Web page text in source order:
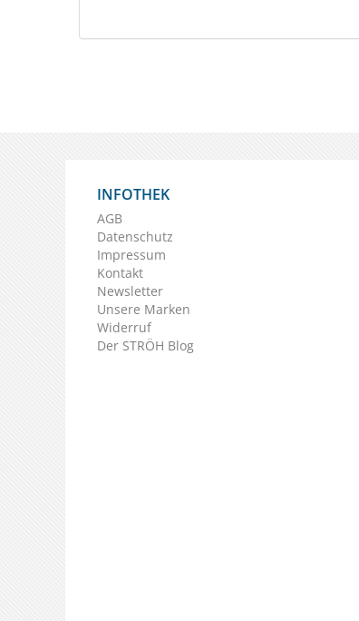
INFOTHEK
AGB
Datenschutz
Impressum
Kontakt
Newsletter
Unsere Marken
Widerruf
Der STRÖH Blog